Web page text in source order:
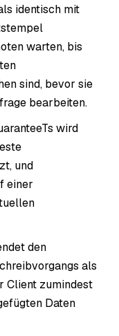
identisch mit
warten, bis
sind, bevor sie
bearbeiten.
wird
und
einer
den
als
Client zumindest
Daten